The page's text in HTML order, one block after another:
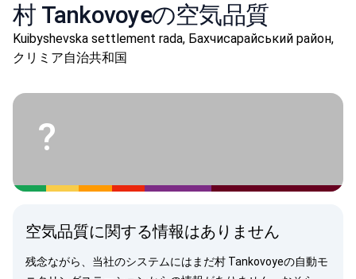
村 Tankovoyeの空気品質
Kuibyshevska settlement rada, Бахчисарайський район,
クリミア自治共和国
?
空気品質に関する情報はありません
残念ながら、当社のシステムにはまだ村 Tankovoyeの自動モ